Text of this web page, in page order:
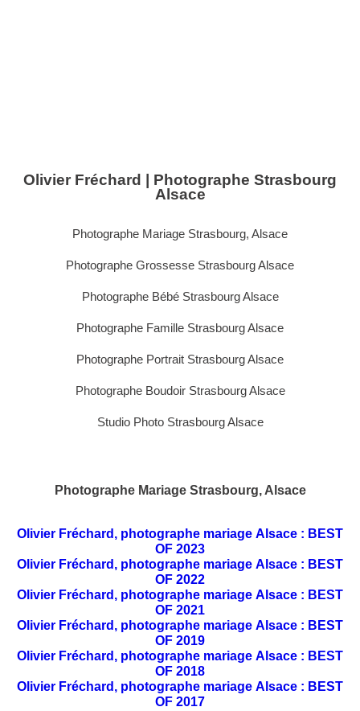
Olivier Fréchard | Photographe Strasbourg
Alsace
Photographe Mariage Strasbourg, Alsace
Photographe Grossesse Strasbourg Alsace
Photographe Bébé Strasbourg Alsace
Photographe Famille Strasbourg Alsace
Photographe Portrait Strasbourg Alsace
Photographe Boudoir Strasbourg Alsace
Studio Photo Strasbourg Alsace
Photographe Mariage Strasbourg, Alsace
Olivier Fréchard, photographe mariage Alsace : BEST
OF 2023
Olivier Fréchard, photographe mariage Alsace : BEST
OF 2022
Olivier Fréchard, photographe mariage Alsace : BEST
OF 2021
Olivier Fréchard, photographe mariage Alsace : BEST
OF 2019
Olivier Fréchard, photographe mariage Alsace : BEST
OF 2018
Olivier Fréchard, photographe mariage Alsace : BEST
OF 2017